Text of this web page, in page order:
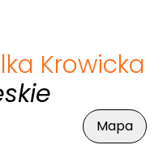
Krowicka
Mapa